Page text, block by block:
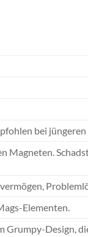
bei
Elementen.
Grumpy-Design,